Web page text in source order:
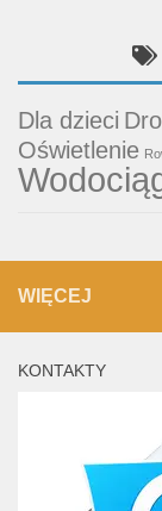
Dla dzieci
Oświetlenie
WIĘCEJ
KONTAKTY